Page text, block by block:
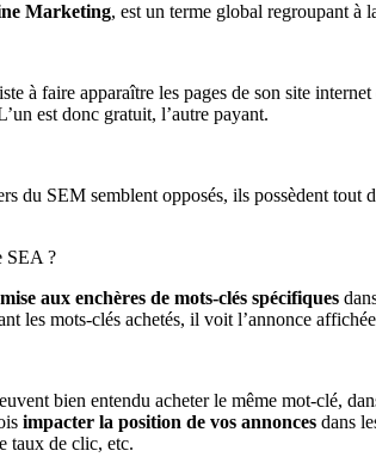
Marketing, est un terme global regroupant à
à faire apparaître les pages de son site
est donc gratuit, l’autre payant.
du SEM semblent opposés, ils possèdent tout
SEA ?
mise aux enchères de mots-clés spécifiques
les mots-clés achetés, il voit l’annonce
bien entendu acheter le même mot-clé,
impacter la position de vos annonces dans
taux de clic, etc.